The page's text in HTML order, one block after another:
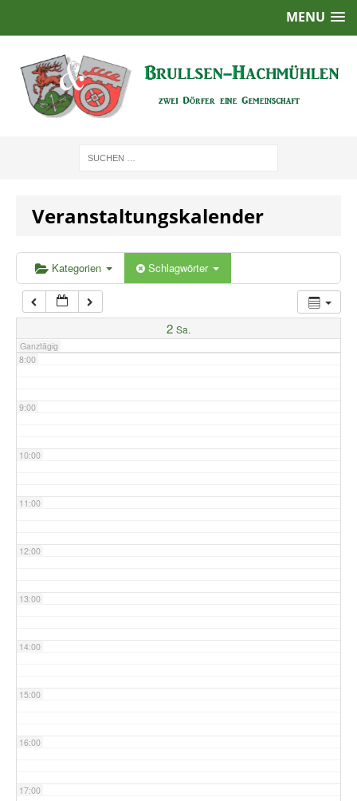
MENU
Veranstaltungskalender
Kategorien Schlagwörter
2 Sa.
Ganztägig
2:00
5:00
6:00
7:00
8:00
9:00
10:00
11:00
12:00
13:00
14:00
15:00
16:00
17:00